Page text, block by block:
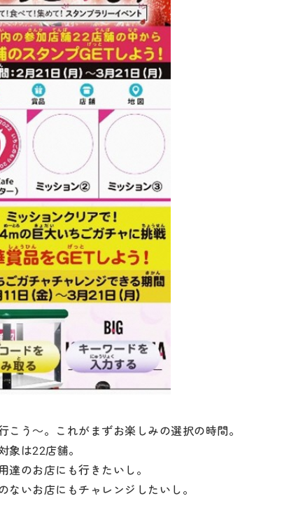
こう～。これがまずお楽しみの選択の時間。
象は22店舗。
達のお店にも行きたいし。
ないお店にもチャレンジしたいし。